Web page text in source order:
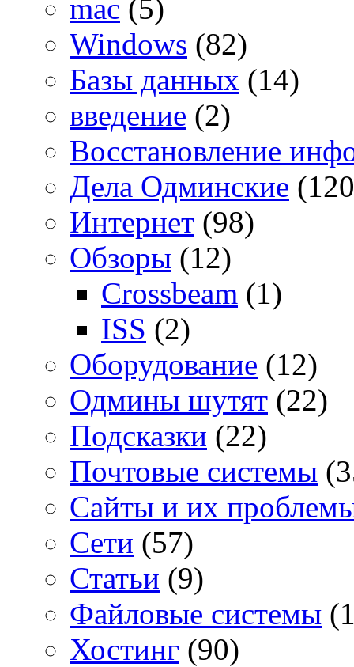
mac (5)
Windows (82)
Базы данных (14)
введение (2)
Восстановление
Дела Одминские
Интернет (98)
Обзоры (12)
Crossbeam (1)
ISS (2)
Оборудование (12)
Одмины шутят (22)
Подсказки (22)
Почтовые системы
Сайты и их
Сети (57)
Статьи (9)
Файловые системы
Хостинг (90)